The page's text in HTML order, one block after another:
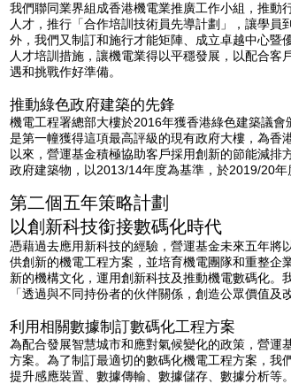
我們聯同業界組成香港機電業推廣工作小組，推動
人才，推行「合作培訓技術員先導計劃」，讓學
外，我們又制訂和施行才能矩陣、成立卓越中心暨
人才培訓措施，讓機電業得以平穩發展，以配合
遇和挑戰作好準備。
推動綠色政府建築的先鋒
機電工程署總部大樓於2016年獲香港綠色建築議會
是第一幢獲得這項最高評級的現有政府大樓，為香
以來，營運基金積極協助客戶採用創新的節能減
政府建築物，以2013/14年度為基準，於2019/20年
第二個五年策略計劃
以創新科技銜接數碼化時代
憑藉過去應用新科技的經驗，營運基金未來五年將
供創新的機電工程方案，並培育機電團隊和重整企
新的機構文化，運用創新科技及推動機電數碼化。
「透過與不同持份者的伙伴關係，創造公眾價值及
利用相關數據制訂數碼化工程方案
為配合發展智慧城市和應對氣候變化的政策，營運
方案。為了制訂最適切的數碼化機電工程方案，我
提升感應裝置、數據傳輸、數據儲存、數據分析等